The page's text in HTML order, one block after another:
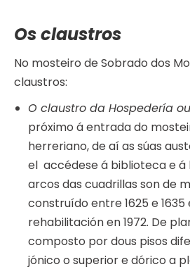
Os claustros
No mosteiro de Sobrado dos
claustros:
O claustro da Hospedería
próximo á entrada do
herreriano, de aí as súas
el accédese á biblioteca e á
arcos das cuadrillas son de
construído entre 1625 e
rehabilitación en 1972. De
composto por dous pisos
jónico o superior e dórico a